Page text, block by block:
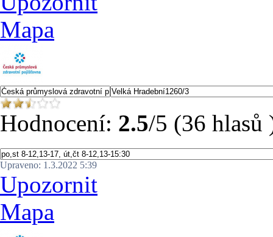
Mapa
Hodnocení: 2.5/5 (36 hlasů
Upraveno: 1.3.2022 5:39
Upozornit
Mapa